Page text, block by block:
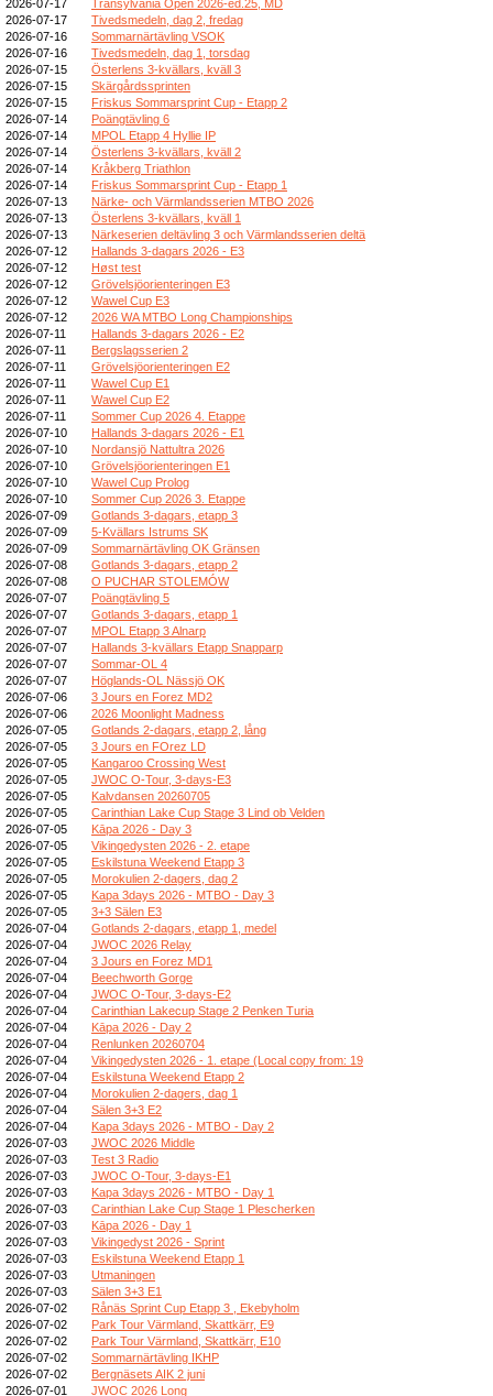
2026-07-17
Transylvania Open 2026-ed.25, MD
2026-07-17
Tivedsmedeln, dag 2, fredag
2026-07-16
Sommarnärtävling VSOK
2026-07-16
Tivedsmedeln, dag 1, torsdag
2026-07-15
Österlens 3-kvällars, kväll 3
2026-07-15
Skärgårdssprinten
2026-07-15
Friskus Sommarsprint Cup - Etapp 2
2026-07-14
Poängtävling 6
2026-07-14
MPOL Etapp 4 Hyllie IP
2026-07-14
Österlens 3-kvällars, kväll 2
2026-07-14
Kråkberg Triathlon
2026-07-14
Friskus Sommarsprint Cup - Etapp 1
2026-07-13
Närke- och Värmlandsserien MTBO 2026
2026-07-13
Österlens 3-kvällars, kväll 1
2026-07-13
Närkeserien deltävling 3 och Värmlandsserien deltä
2026-07-12
Hallands 3-dagars 2026 - E3
2026-07-12
Høst test
2026-07-12
Grövelsjöorienteringen E3
2026-07-12
Wawel Cup E3
2026-07-12
2026 WA MTBO Long Championships
2026-07-11
Hallands 3-dagars 2026 - E2
2026-07-11
Bergslagsserien 2
2026-07-11
Grövelsjöorienteringen E2
2026-07-11
Wawel Cup E1
2026-07-11
Wawel Cup E2
2026-07-11
Sommer Cup 2026 4. Etappe
2026-07-10
Hallands 3-dagars 2026 - E1
2026-07-10
Nordansjö Nattultra 2026
2026-07-10
Grövelsjöorienteringen E1
2026-07-10
Wawel Cup Prolog
2026-07-10
Sommer Cup 2026 3. Etappe
2026-07-09
Gotlands 3-dagars, etapp 3
2026-07-09
5-Kvällars Istrums SK
2026-07-09
Sommarnärtävling OK Gränsen
2026-07-08
Gotlands 3-dagars, etapp 2
2026-07-08
O PUCHAR STOLEMÓW
2026-07-07
Poängtävling 5
2026-07-07
Gotlands 3-dagars, etapp 1
2026-07-07
MPOL Etapp 3 Alnarp
2026-07-07
Hallands 3-kvällars Etapp Snapparp
2026-07-07
Sommar-OL 4
2026-07-07
Höglands-OL Nässjö OK
2026-07-06
3 Jours en Forez MD2
2026-07-06
2026 Moonlight Madness
2026-07-05
Gotlands 2-dagars, etapp 2, lång
2026-07-05
3 Jours en FOrez LD
2026-07-05
Kangaroo Crossing West
2026-07-05
JWOC O-Tour, 3-days-E3
2026-07-05
Kalvdansen 20260705
2026-07-05
Carinthian Lake Cup Stage 3 Lind ob Velden
2026-07-05
Kāpa 2026 - Day 3
2026-07-05
Vikingedysten 2026 - 2. etape
2026-07-05
Eskilstuna Weekend Etapp 3
2026-07-05
Morokulien 2-dagers, dag 2
2026-07-05
Kapa 3days 2026 - MTBO - Day 3
2026-07-05
3+3 Sälen E3
2026-07-04
Gotlands 2-dagars, etapp 1, medel
2026-07-04
JWOC 2026 Relay
2026-07-04
3 Jours en Forez MD1
2026-07-04
Beechworth Gorge
2026-07-04
JWOC O-Tour, 3-days-E2
2026-07-04
Carinthian Lakecup Stage 2 Penken Turia
2026-07-04
Kāpa 2026 - Day 2
2026-07-04
Renlunken 20260704
2026-07-04
Vikingedysten 2026 - 1. etape (Local copy from: 19
2026-07-04
Eskilstuna Weekend Etapp 2
2026-07-04
Morokulien 2-dagers, dag 1
2026-07-04
Sälen 3+3 E2
2026-07-04
Kapa 3days 2026 - MTBO - Day 2
2026-07-03
JWOC 2026 Middle
2026-07-03
Test 3 Radio
2026-07-03
JWOC O-Tour, 3-days-E1
2026-07-03
Kapa 3days 2026 - MTBO - Day 1
2026-07-03
Carinthian Lake Cup Stage 1 Plescherken
2026-07-03
Kāpa 2026 - Day 1
2026-07-03
Vikingedyst 2026 - Sprint
2026-07-03
Eskilstuna Weekend Etapp 1
2026-07-03
Utmaningen
2026-07-03
Sälen 3+3 E1
2026-07-02
Rånäs Sprint Cup Etapp 3 , Ekebyholm
2026-07-02
Park Tour Värmland, Skattkärr, E9
2026-07-02
Park Tour Värmland, Skattkärr, E10
2026-07-02
Sommarnärtävling IKHP
2026-07-02
Bergnäsets AIK 2 juni
2026-07-01
JWOC 2026 Long